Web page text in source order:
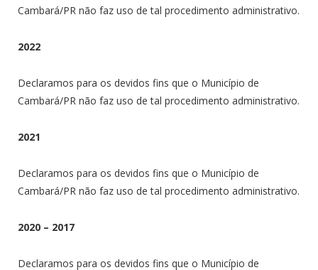
Cambará/PR não faz uso de tal procedimento administrativo.
2022
Declaramos para os devidos fins que o Município de
Cambará/PR não faz uso de tal procedimento administrativo.
2021
Declaramos para os devidos fins que o Município de
Cambará/PR não faz uso de tal procedimento administrativo.
2020 – 2017
Declaramos para os devidos fins que o Município de